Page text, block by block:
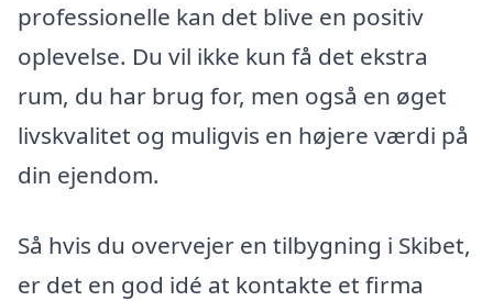
professionelle kan det blive en positiv
oplevelse. Du vil ikke kun få det ekstra
rum, du har brug for, men også en øget
livskvalitet og muligvis en højere værdi på
din ejendom.
Så hvis du overvejer en tilbygning i Skibet,
er det en god idé at kontakte et firma